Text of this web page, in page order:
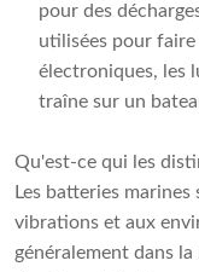
pour des
utilisées pour
électroniques, les
traîne sur un
Qu'est-ce qui les
Les batteries
vibrations et aux
généralement dans